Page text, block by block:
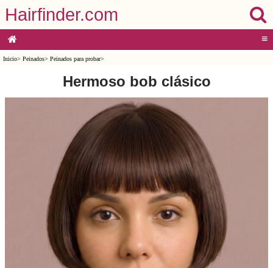
Hairfinder.com
≡
Inicio> Peinados> Peinados para probar>
Hermoso bob clásico